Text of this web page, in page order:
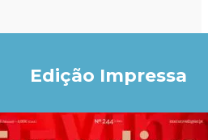
Edição Impressa